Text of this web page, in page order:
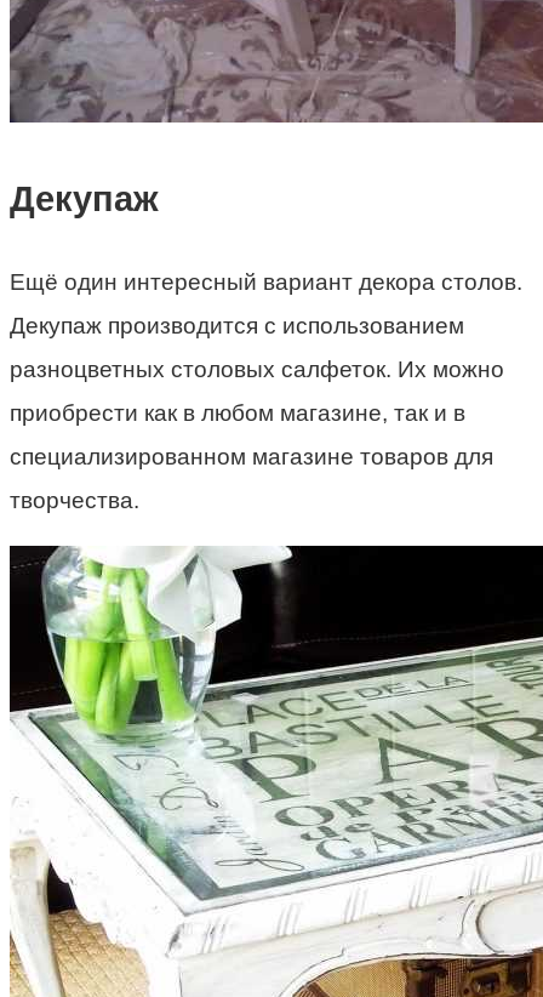
Декупаж
Ещё один интересный вариант декора столов.
Декупаж производится с использованием
разноцветных столовых салфеток. Их можно
приобрести как в любом магазине, так и в
специализированном магазине товаров для
творчества.